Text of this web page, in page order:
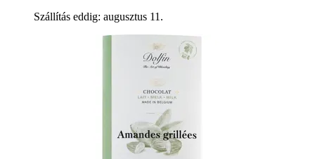
Szállítás eddig: augusztus 11.